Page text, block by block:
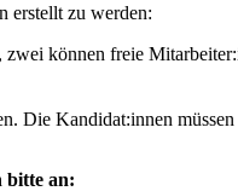
erstellt zu werden:
können freie
Die Kandidat:innen
bitte an: